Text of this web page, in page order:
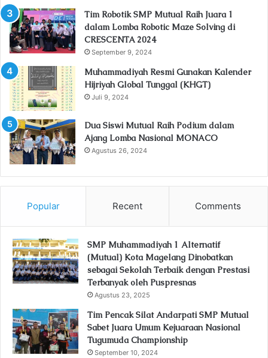
Tim Robotik SMP Mutual Raih Juara 1
dalam Lomba Robotic Maze Solving di
CRESCENTA 2024
September 9, 2024
Muhammadiyah Resmi Gunakan Kalender
Hijriyah Global Tunggal (KHGT)
Juli 9, 2024
Dua Siswi Mutual Raih Podium dalam
Ajang Lomba Nasional MONACO
Agustus 26, 2024
Popular Recent Comments
SMP Muhammadiyah 1 Alternatif
(Mutual) Kota Magelang Dinobatkan
sebagai Sekolah Terbaik dengan Prestasi
Terbanyak oleh Puspresnas
Agustus 23, 2025
Tim Pencak Silat Andarpati SMP Mutual
Sabet Juara Umum Kejuaraan Nasional
Tugumuda Championship
September 10, 2024